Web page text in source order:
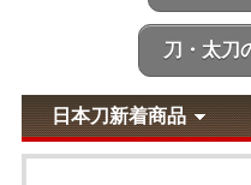
刀・太刀
日本刀新着商品